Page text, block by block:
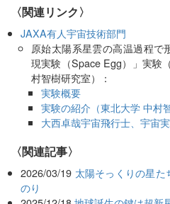
〈関連リンク〉
JAXA有人宇宙技術部門
原始太陽系星雲の高温過程
現実験（Space Egg）」実験
村智樹研究室）：
実験概要
実験の紹介（東北大学 中村
大西卓哉宇宙飛行士、宇宙
関連記事
2026/03/19 太陽そっくりの星
のり